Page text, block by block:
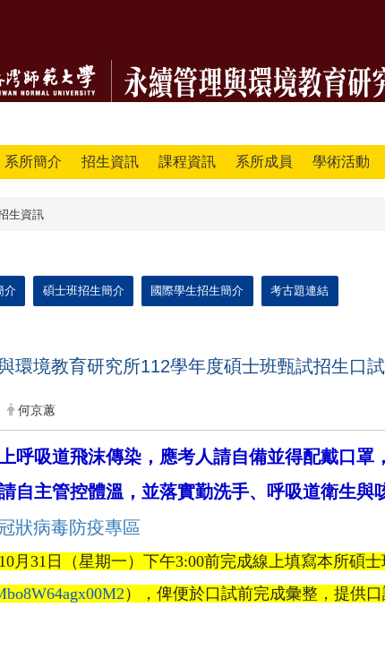
系所簡介 招生資訊 課程資訊 系所成員 學術活動
生資訊
介 碩士班招生簡介 國際學生招生簡介 考古題連結
環境教育研究所112學年度碩士班甄試招生口
何京蕙
呼吸道飛沫傳染，應考人請自備並得配戴口罩，
自主管控體溫，並落實勤洗手、 呼吸道衛生與
狀病毒防疫專區
月 31 日（星期一）下午3:00前完成線上填寫本所碩
）， 俾便於口試前完成彙整，提供口